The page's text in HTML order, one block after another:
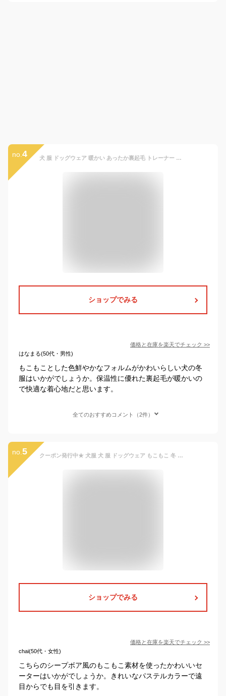
no. 4 犬 服 ドッグウェア 暖かい あったか裏起毛 トレーナー 犬の服 秋 冬 可愛い ペット用品 ペット 犬 散歩 ドッグ 便利 犬用 小型犬 中型犬 お散歩 お出かけ ペットグッズ ピクニック チワワ トイプードル ヨークシャーテリア 冬服
ショップでみる
価格と在庫を楽天でチェック >>
はなまる(50代・男性)
もこもことした色鮮やかなフォルムがかわいらしい犬の冬
服はいかがでしょうか。保温性に優れた裏起毛が暖かいの
で快適な着心地だと思います。
全てのおすすめコメント（2件）
no. 5 クーポン発行中★ 犬服 犬 服 ドッグウェア もこもこ 冬 暖かい パステルカラー ボア トレーナー ペット 服 トレーナー もこもこ 可愛い お揃い お出かけウェア
ショップでみる
価格と在庫を楽天でチェック >>
chai(50代・女性)
こちらのシープボア風のもこもこ素材を使ったかわいいセ
ーターはいかがでしょうか。きれいなパステルカラーで遠
目からでも目を引きます。